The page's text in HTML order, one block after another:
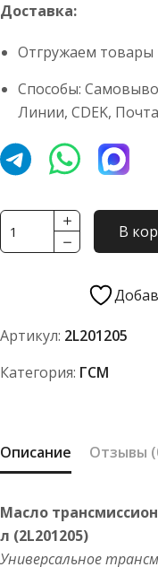
Доставка:
Отгружаем товары
Способы:
Линии, CDEK,
Количество
товара
трансмиссионное
UTTO
10W-
л
(2L201205)
В
Артикул: 2L201205
Категория: ГСМ
Описание Отзывы
Масло
л (2L201205)
Универсальное